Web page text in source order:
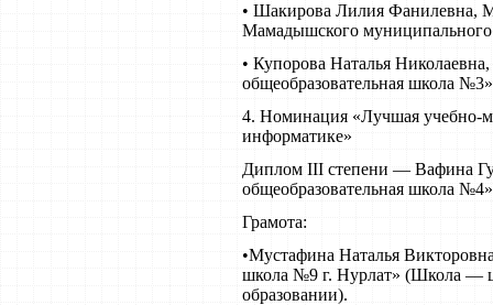
• Шакирова Лилия
Мамадышского
• Купорова Наталья
общеобразовательная школа
4. Номинация «Лучшая учебно-
информатике»
Диплом III степени — Вафина
общеобразовательная школа
Грамота:
•Мустафина Наталья
школа №9 г. Нурлат» (Школа —
образовании).